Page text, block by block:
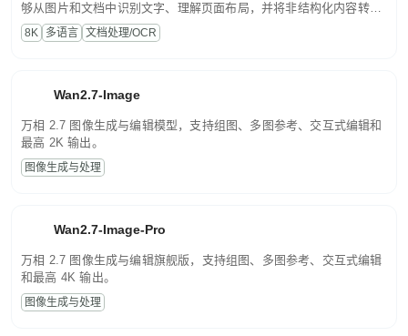
够从图片和文档中识别文字、理解页面布局，并将非结构化内容转换
为便于存储、检索和二次处理的结构化结果。
8K 多语言 文档处理/OCR
Wan2.7-Image
万相 2.7 图像生成与编辑模型，支持组图、多图参考、交互式编辑和
最高 2K 输出。
图像生成与处理
Wan2.7-Image-Pro
万相 2.7 图像生成与编辑旗舰版，支持组图、多图参考、交互式编辑
和最高 4K 输出。
图像生成与处理